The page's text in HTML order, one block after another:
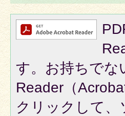
す。お持ちでな
Reader（
クリックして